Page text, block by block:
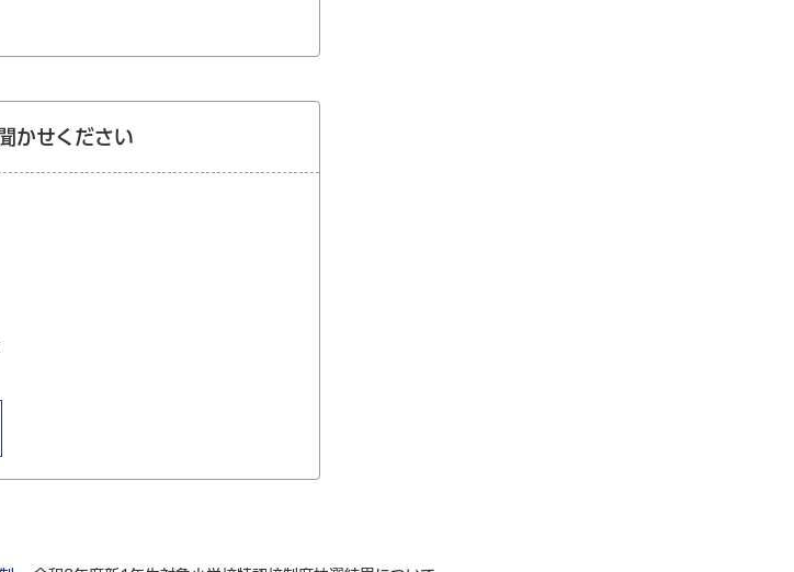
かせください